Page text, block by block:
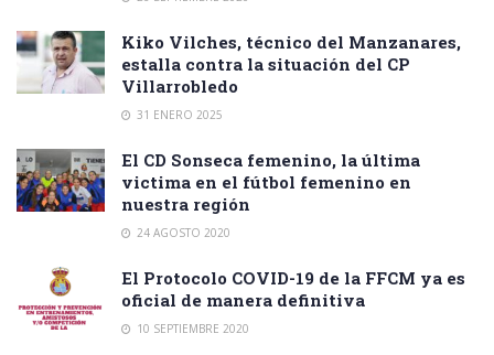
Kiko Vilches, técnico del Manzanares,
estalla contra la situación del CP
Villarrobledo
31 ENERO 2025
El CD Sonseca femenino, la última
victima en el fútbol femenino en
nuestra región
24 AGOSTO 2020
El Protocolo COVID-19 de la FFCM ya es
oficial de manera definitiva
10 SEPTIEMBRE 2020